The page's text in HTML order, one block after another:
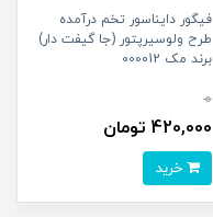
فیگور دایناسور تخم درآمده
طرح ولوسیرپتور (جا گیفت دار)
برند مک 000012
0
420,000 تومان